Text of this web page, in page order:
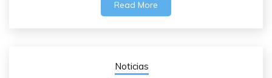
Read More
Noticias